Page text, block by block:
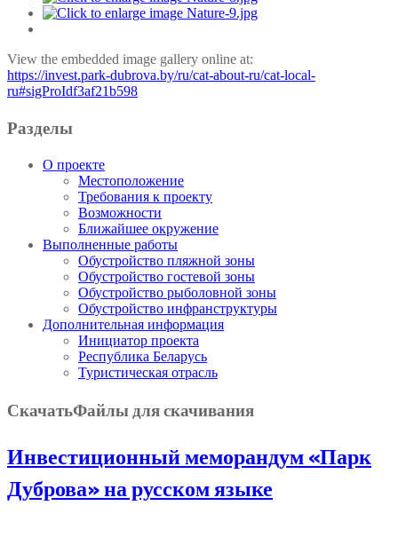
View the embedded image gallery online at:
https://invest.park-dubrova.by/ru/cat-about-ru/cat-local-
ru#sigProIdf3af21b598
Разделы
О проекте
Местоположение
Требования к проекту
Возможности
Ближайшее окружение
Выполненные работы
Обустройство пляжной зоны
Обустройство гостевой зоны
Обустройство рыболовной зоны
Обустройство инфранструктуры
Дополнительная информация
Инициатор проекта
Республика Беларусь
Туристическая отрасль
СкачатьФайлы для скачивания
Инвестиционный меморандум «Парк
Дуброва» на русском языке